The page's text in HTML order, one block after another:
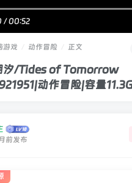
/00:52
游戏 动作冒险 正文
汐/Tides of Tomorrow
动作冒险|容量
前发布